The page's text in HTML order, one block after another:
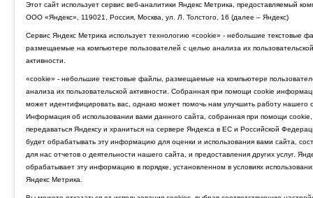
Этот сайт использует сервис веб-аналитики Яндекс Метрика, предоставляемый
ООО «Яндекс», 119021, Россия, Москва, ул. Л. Толстого, 16 (далее – Яндекс)
Сервис Яндекс Метрика использует технологию «cookie» - небольшие текстовые
размещаемые на компьютере пользователей с целью анализа их пользовательской
активности.
«cookie» - небольшие текстовые файлы, размещаемые на компьютере
анализа их пользовательской активности. Собранная при помощи cookie
может идентифицировать вас, однако может помочь нам улучшить работу нашего
Информация об использовании вами данного сайта, собранная при помощи cookie,
передаваться Яндексу и храниться на сервере Яндекса в ЕС и Российской
будет обрабатывать эту информацию для оценки и использования вами сайта,
для нас отчетов о деятельности нашего сайта, и предоставления других услуг.
обрабатывает эту информацию в порядке, установленном в условиях
Яндекс Метрика.